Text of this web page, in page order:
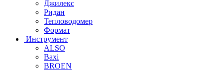
Джилекс
Ридан
Тепловодомер
Формат
Инструмент
ALSO
Baxi
BROEN